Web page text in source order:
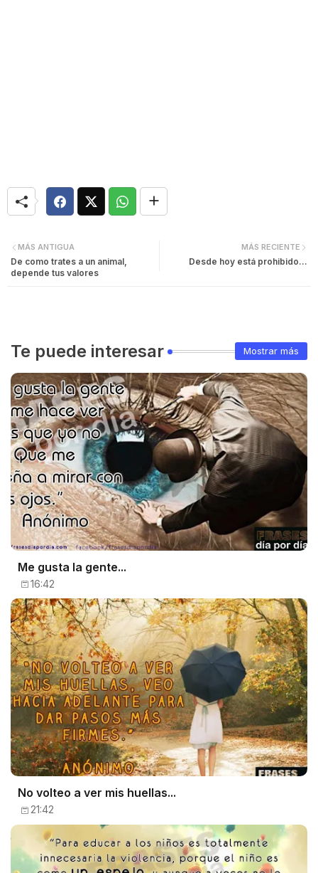
MÁS RECIENTE
Desde hoy está prohibido...
MÁS ANTIGUA
De como trates a un animal,
depende tus valores
Te puede interesar Mostrar más
Me gusta la gente...
16:42
No volteo a ver mis huellas...
21:42